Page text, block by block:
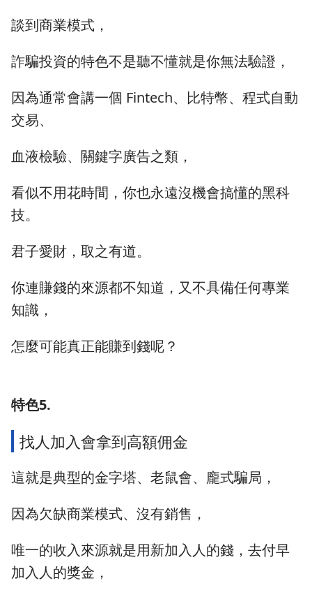
談到商業模式，
詐騙投資的特色不是聽不懂就是你無法驗證，
因為通常會講一個 Fintech、比特幣、程式自動
交易、
血液檢驗、關鍵字廣告之類，
看似不用花時間，你也永遠沒機會搞懂的黑科
技。
君子愛財，取之有道。
你連賺錢的來源都不知道，又不具備任何專業
知識，
怎麼可能真正能賺到錢呢？
特色5.
找人加入會拿到高額佣金
這就是典型的金字塔、老鼠會、龐式騙局，
因為欠缺商業模式、沒有銷售，
唯一的收入來源就是用新加入人的錢，去付早
加入人的獎金，